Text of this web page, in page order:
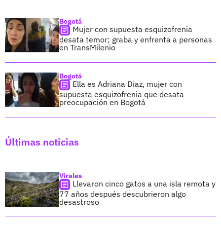
Bogotá
Mujer con supuesta esquizofrenia
desata temor; graba y enfrenta a personas
en TransMilenio
Bogotá
Ella es Adriana Díaz, mujer con
supuesta esquizofrenia que desata
preocupación en Bogotá
Últimas noticias
Virales
Llevaron cinco gatos a una isla remota y
77 años después descubrieron algo
desastroso